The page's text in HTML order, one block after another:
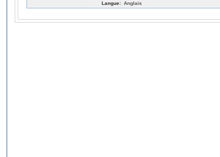
Langue: Anglais